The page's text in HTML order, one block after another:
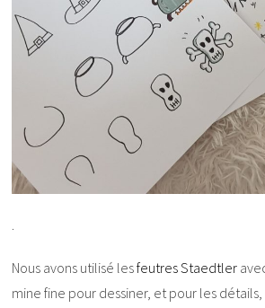
.
Nous avons utilisé lesfeutres Staedtler
mine fine pour dessiner, et pour les